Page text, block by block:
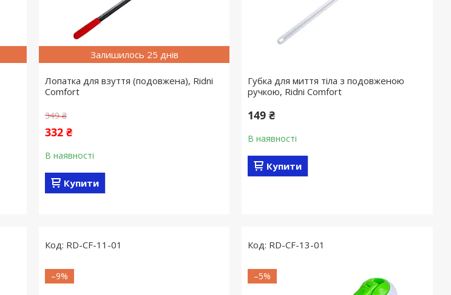
Залишилось 25 днів
Лопатка для взуття (подовжена), Ridni
Comfort
349 ₴
332 ₴
В наявності
Купити
Губка для миття тіла з подовженою
ручкою, Ridni Comfort
149 ₴
В наявності
Купити
RD-CF-11-01
–9%
RD-CF-13-01
–5%